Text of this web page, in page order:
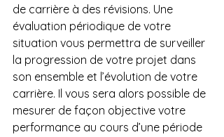
de carrière à des révisions. Une
évaluation périodique de votre
situation vous permettra de surveiller
la progression de votre projet dans
son ensemble et l’évolution de votre
carrière. Il vous sera alors possible de
mesurer de façon objective votre
performance au cours d’une période